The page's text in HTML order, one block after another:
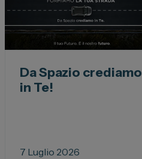
Spazio Campus
Lavora con noi
Servizio Clienti
Da Spazio crediamo
in Te!
7 Luglio 2026